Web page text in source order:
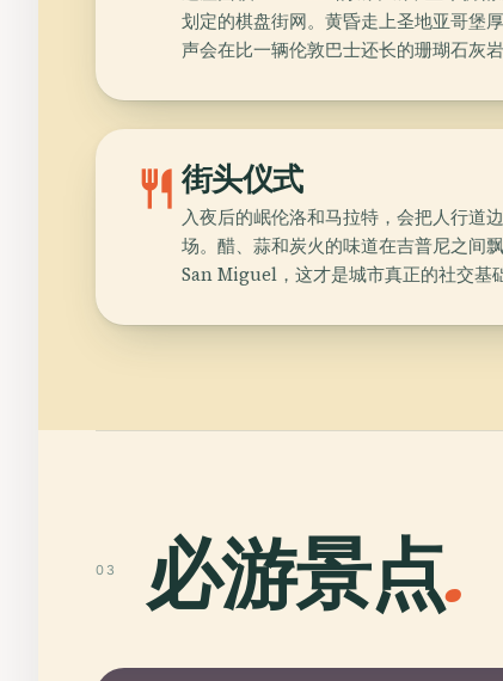
划定的棋盘街网。黄昏走上圣地亚哥堡
声会在比一辆伦敦巴士还长的珊瑚石灰
restaurant 街头仪式
入夜后的岷伦洛和马拉特，会把人行道
场。醋、蒜和炭火的味道在吉普尼之间
San Miguel，这才是城市真正的社交基
03 必游景点.